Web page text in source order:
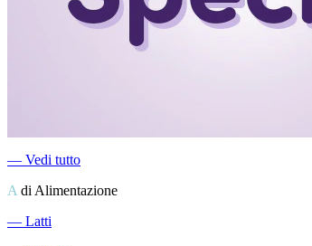
― Vedi tutto
A di Alimentazione
― Latti